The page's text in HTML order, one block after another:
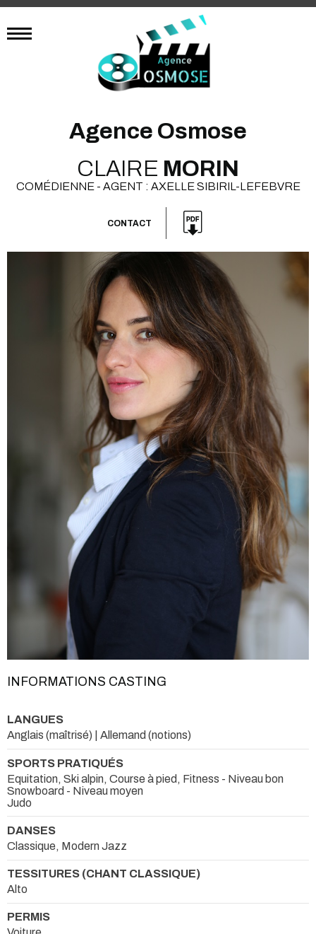
Agence Osmose
CLAIRE MORIN
COMÉDIENNE - AGENT : AXELLE SIBIRIL-LEFEBVRE
CONTACT
INFORMATIONS CASTING
LANGUES
Anglais (maîtrisé) | Allemand (notions)
SPORTS PRATIQUÉS
Equitation, Ski alpin, Course à pied, Fitness - Niveau bon
Snowboard - Niveau moyen
Judo
DANSES
Classique, Modern Jazz
TESSITURES (CHANT CLASSIQUE)
Alto
PERMIS